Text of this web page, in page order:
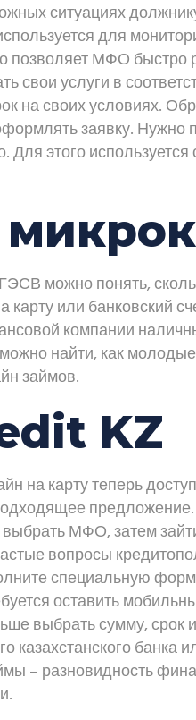
ситуациях
для
позволяет МФО быстро
свои услуги в
на своих условиях.
заявку. Нужно
Для этого
можно понять,
карту или банковский
компании
найти, как
займов.
KZ
на карту теперь
предложение.
МФО, затем
вопросы
специальную
оставить
выбрать сумму, срок
казахстанского банка
– разновидность